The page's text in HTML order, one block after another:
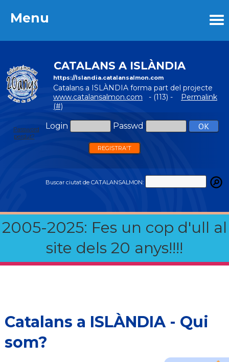
Menu
CATALANS A ISLÀNDIA
https://Islandia.catalansalmon.com
Catalans a ISLÀNDIA forma part del projecte
www.catalansalmon.com - (113) - Permalink
(#)
Login Passwd
Password
perdut?
REGISTRA'T
Buscar ciutat de CATALANSALMON:
2005-2025: Fes un cop d'ull al
site dels 20 anys!!!!
Menu
Catalans a ISLÀNDIA - Qui
som?